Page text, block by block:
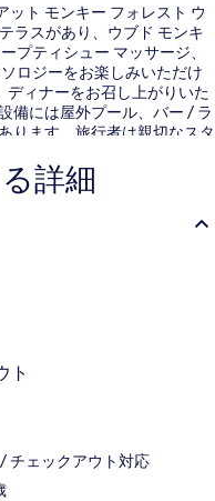
ット モンキー フォレスト ウ
ラスがあり、ウブド モンキ
プティシュー マッサージ、
ロジーをお楽しみいただけ
ィナーをお召し上がりいた
備には屋外プール、バー / ラ
ります。旅行者は親切なスタ
詳細
ト
チェックアウト対応